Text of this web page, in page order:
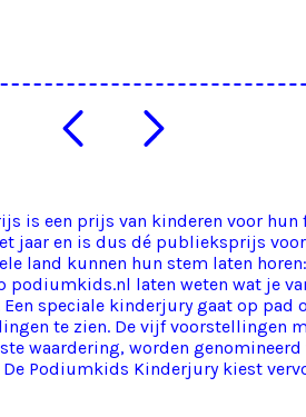
is een prijs van kinderen voor hun
jaar en is dus dé publieksprijs
land kunnen hun stem laten
podiumkids.nl laten weten wat je
speciale kinderjury gaat op pad
te zien. De vijf voorstellingen
waardering, worden genomineerd
Podiumkids Kinderjury kiest